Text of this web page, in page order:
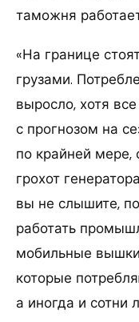
таможня
«На границе
грузами.
выросло, хотя
с прогнозом на
по крайней мере,
грохот
вы не слышите,
работать
мобильные вышки
которые
а иногда и сотни